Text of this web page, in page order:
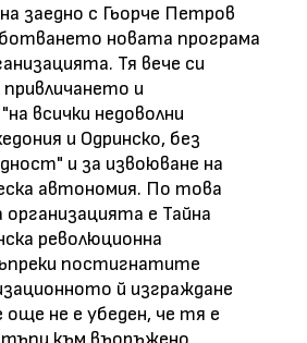
заедно с Гьорче Петров
новата програма
Тя вече си
и
всички недоволни
и Одринско, без
и за извоюване на
автономия. По това
е Тайна
революционна
постигнатите
й изграждане
още не е убеден, че тя е